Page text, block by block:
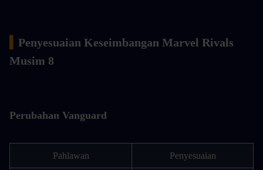
Penyesuaian Keseimbangan Marvel Rivals
Musim 8
Perubahan Vanguard
Pahlawan Penyesuaian